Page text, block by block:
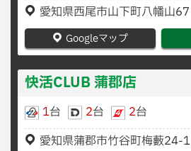
愛知県西尾市山下町八幡山67
Googleマップ
快活CLUB 蒲郡店
1台 2台 2台
愛知県蒲郡市竹谷町梅藪24-1